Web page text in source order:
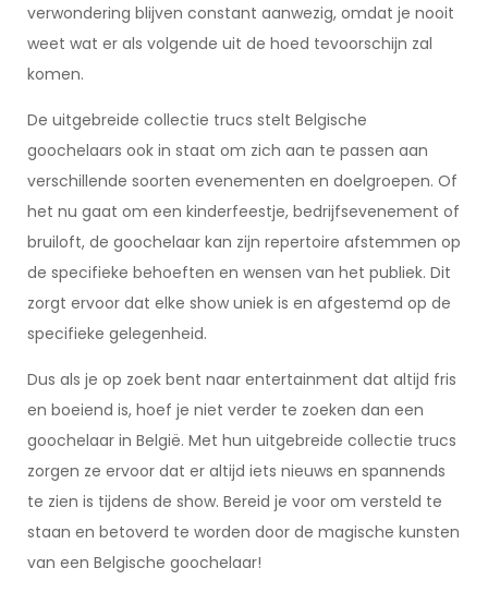
verwondering blijven constant aanwezig, omdat je nooit
weet wat er als volgende uit de hoed tevoorschijn zal
komen.
De uitgebreide collectie trucs stelt Belgische
goochelaars ook in staat om zich aan te passen aan
verschillende soorten evenementen en doelgroepen. Of
het nu gaat om een kinderfeestje, bedrijfsevenement of
bruiloft, de goochelaar kan zijn repertoire afstemmen op
de specifieke behoeften en wensen van het publiek. Dit
zorgt ervoor dat elke show uniek is en afgestemd op de
specifieke gelegenheid.
Dus als je op zoek bent naar entertainment dat altijd fris
en boeiend is, hoef je niet verder te zoeken dan een
goochelaar in België. Met hun uitgebreide collectie trucs
zorgen ze ervoor dat er altijd iets nieuws en spannends
te zien is tijdens de show. Bereid je voor om versteld te
staan en betoverd te worden door de magische kunsten
van een Belgische goochelaar!